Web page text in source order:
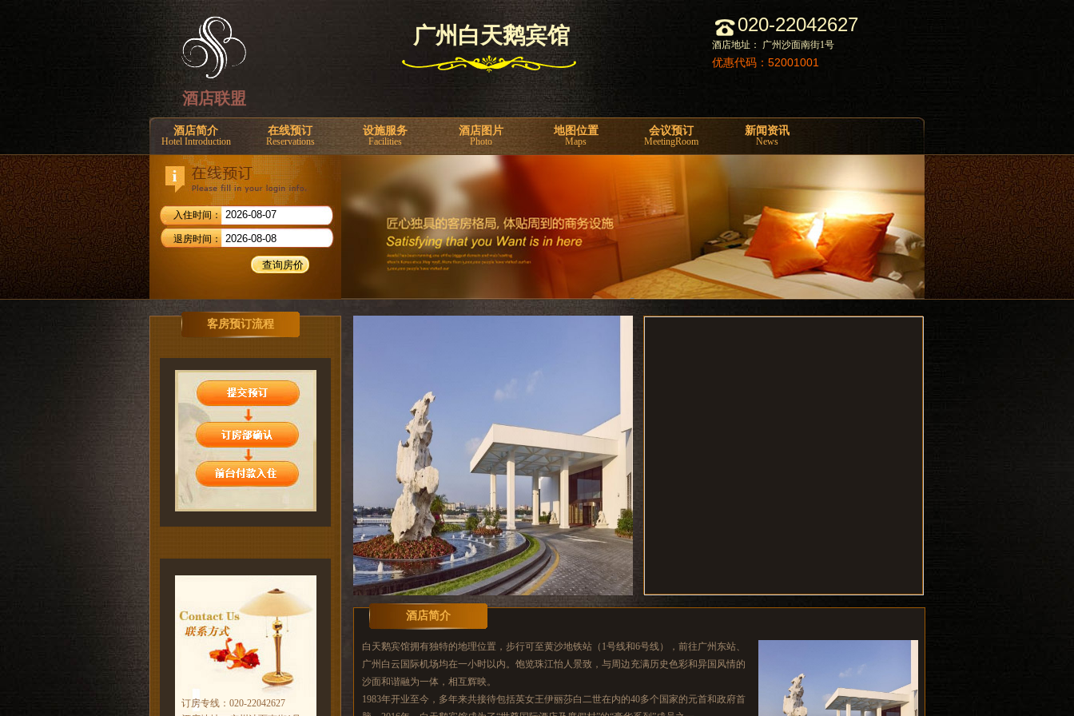
酒店联盟
广州白天鹅宾馆 020-22042627
酒店地址： 广州沙面南街1号
优惠代码：52001001
酒店简介
Hotel Introduction
在线预订
Reservations
设施服务
Facilities
酒店图片
Photo
地图位置
Maps
会议预订
MeetingRoom
新闻资讯
News
入住时间：
退房时间：
客房预订流程
订房专线：020-22042627
酒店简介
白天鹅宾馆拥有独特的地理位置，步行可至黄沙地铁站（1号线和6号线），前往广州东站、
广州白云国际机场均在一小时以内。饱览珠江怡人景致，与周边充满历史色彩和异国风情的
沙面和谐融为一体，相互辉映。
1983年开业至今，多年来共接待包括英女王伊丽莎白二世在内的40多个国家的元首和政府首